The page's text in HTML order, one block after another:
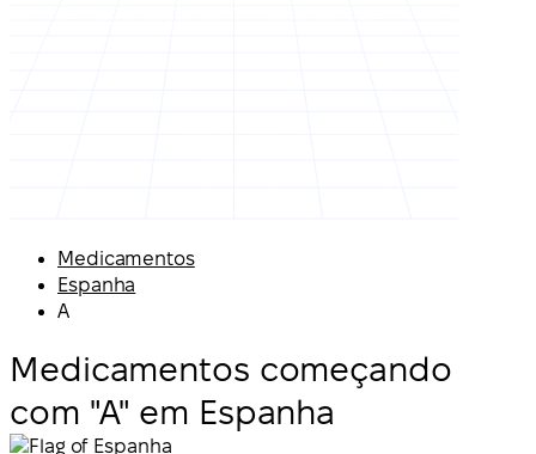
Medicamentos
Espanha
A
Medicamentos começando
com "A" em Espanha